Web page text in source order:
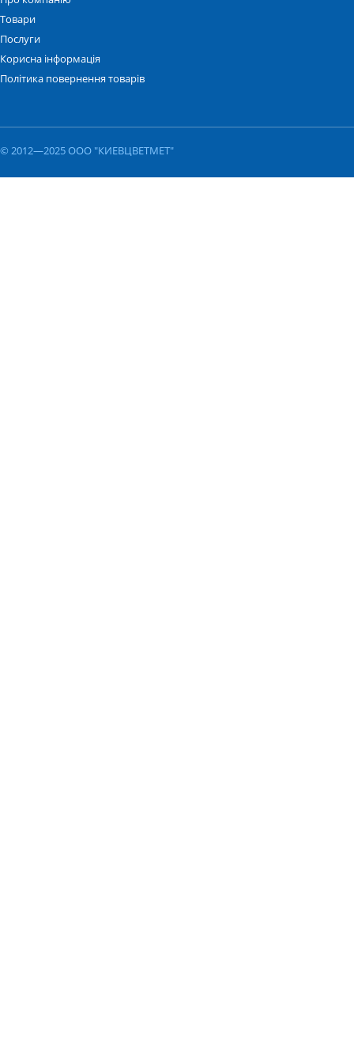
Товари
Послуги
Корисна інформація
Політика повернення товарів
© 2012—2025 ООО "КИЕВЦВЕТМЕТ"